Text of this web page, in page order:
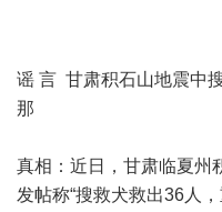
谣 言 甘肃积石山地震中
那
真相：近日，甘肃临夏州
发帖称“搜救犬救出36人